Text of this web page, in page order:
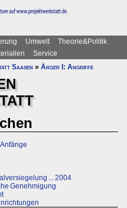
Umwelt
Theorie&Politik
Service
Saasen » Ärger I: Angriffe
... 2004
Genehmigung